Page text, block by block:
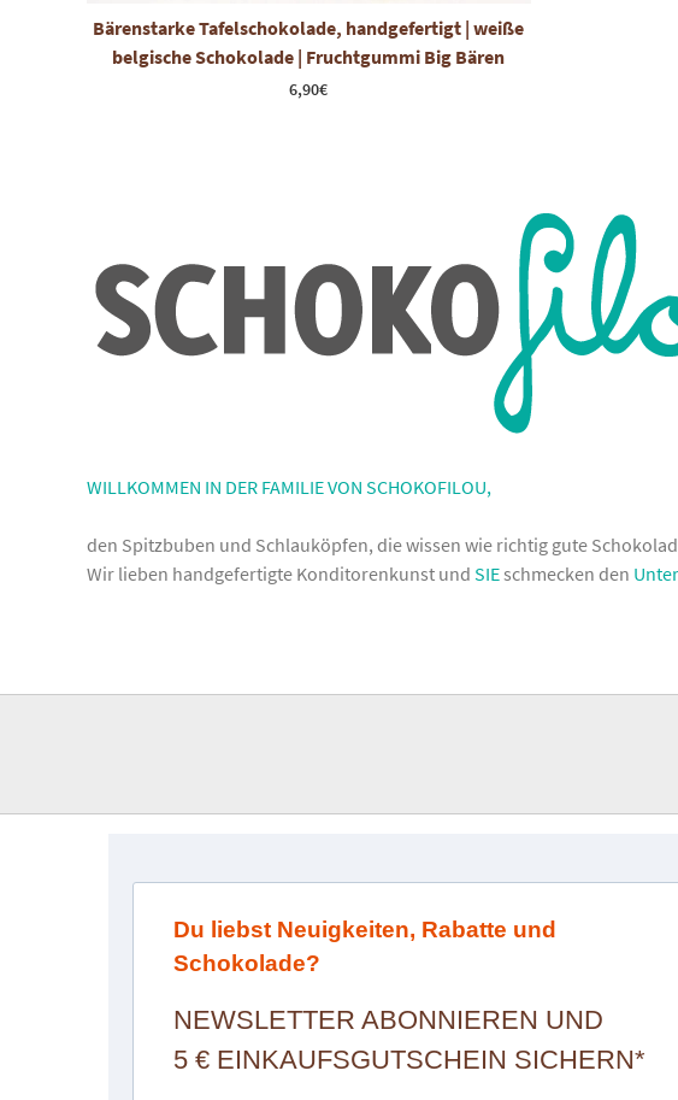
Bärenstarke Tafelschokolade, handgefertigt | weiße
belgische Schokolade | Fruchtgummi Big Bären
6,90€
WILLKOMMEN IN DER FAMILIE VON SCHOKOFILOU,
den Spitzbuben und Schlauköpfen, die wissen wie richtig gute
Wir lieben handgefertigte Konditorenkunst und SIEschmecken den